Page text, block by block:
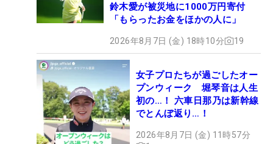
鈴木愛が被災地に1000万円寄付
「もらったお金をほかの人に」
2026年8月7日 (金) 18時10分 19
女子プロたちが過ごしたオー
プンウィーク 堀琴音は人生
初の…！ 六車日那乃は新幹線
でとんぼ返り…！
2026年8月7日 (金) 11時57分